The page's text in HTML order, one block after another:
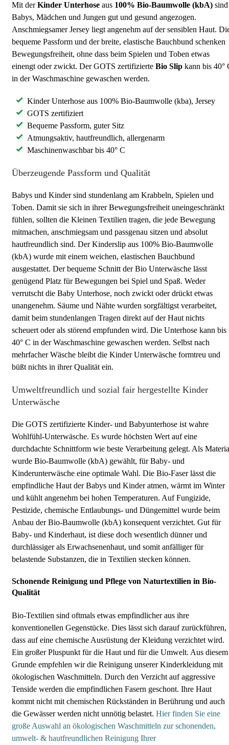
Mit derKinder Unterhose aus 100% Bio-Baumwolle (kbA) sind
Babys, Mädchen und Jungen gut und gesund angezogen.
Anschmiegsamer Jersey liegt angenehm auf der sensiblen Haut.
bequeme Passform und der breite, elastische Bauchbund schenken
Bewegungsfreiheit, ohne dass beim Spielen und Toben etwas
einengt oder zwickt. Der GOTS zertifizierte Bio Slip kann bis 40°
in der Waschmaschine gewaschen werden.
Kinder Unterhose aus 100% Bio-Baumwolle (kba), Jersey
GOTS zertifiziert
Bequeme Passform, guter Sitz
Atmungsaktiv, hautfreundlich, allergenarm
Maschinenwaschbar bis 40° C
Überzeugende Passform und Qualität
Babys und Kinder sind stundenlang am Krabbeln, Spielen und
Toben. Damit sie sich in ihrer Bewegungsfreiheit uneingeschränkt
fühlen, sollten die Kleinen Textilien tragen, die jede Bewegung
mitmachen, anschmiegsam und passgenau sitzen und absolut
hautfreundlich sind. Der Kinderslip aus 100% Bio-Baumwolle
(kbA) wurde mit einem weichen, elastischen Bauchbund
ausgestattet. Der bequeme Schnitt der Bio Unterwäsche lässt
genügend Platz für Bewegungen bei Spiel und Spaß. Weder
verrutscht die Baby Unterhose, noch zwickt oder drückt etwas
unangenehm. Säume und Nähte wurden sorgfältigst verarbeitet,
damit beim stundenlangen Tragen direkt auf der Haut nichts
scheuert oder als störend empfunden wird. Die Unterhose kann bis
40° C in der Waschmaschine gewaschen werden. Selbst nach
mehrfacher Wäsche bleibt die Kinder Unterwäsche formtreu und
büßt nichts in ihrer Qualität ein.
Umweltfreundlich und sozial fair hergestellte Kinder
Unterwäsche
Die GOTS zertifizierte Kinder- und Babyunterhose ist wahre
Wohlfühl-Unterwäsche. Es wurde höchsten Wert auf eine
durchdachte Schnittform wie beste Verarbeitung gelegt. Als
wurde Bio-Baumwolle (kbA) gewählt, für Baby- und
Kinderunterwäsche eine optimale Wahl. Die Bio-Faser lässt die
empfindliche Haut der Babys und Kinder atmen, wärmt im Winter
und kühlt angenehm bei hohen Temperaturen. Auf Fungizide,
Pestizide, chemische Entlaubungs- und Düngemittel wurde beim
Anbau der Bio-Baumwolle (kbA) konsequent verzichtet. Gut für
Baby- und Kinderhaut, ist diese doch wesentlich dünner und
durchlässiger als Erwachsenenhaut, und somit anfälliger für
belastende Substanzen, die in Textilien stecken können.
Schonende Reinigung und Pflege von Naturtextilien in Bio-
Qualität
Bio-Textilien sind oftmals etwas empfindlicher aus ihre
konventionellen Gegenstücke. Dies lässt sich darauf zurückführen,
dass auf eine chemische Ausrüstung der Kleidung verzichtet wird.
Ein großer Pluspunkt für die Haut und für die Umwelt. Aus diesem
Grunde empfehlen wir die Reinigung unserer Kinderkleidung mit
ökologischen Waschmitteln. Durch den Verzicht auf aggressive
Tenside werden die empfindlichen Fasern geschont. Ihre Haut
kommt nicht mit chemischen Rückständen in Berührung und auch
die Gewässer werden nicht unnötig belastet. Hier finden Sie eine
große Auswahl an ökologischen Waschmitteln zur schonenden,
umwelt- & hautfreundlichen Reinigung Ihrer